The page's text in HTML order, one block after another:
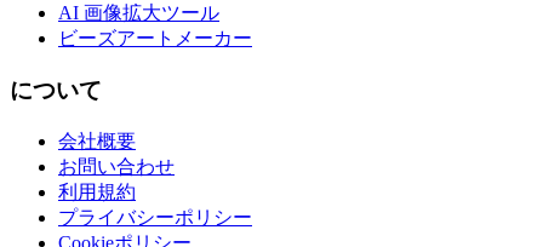
AI 画像拡大ツール
ビーズアートメーカー
について
会社概要
お問い合わせ
利用規約
プライバシーポリシー
Cookieポリシー